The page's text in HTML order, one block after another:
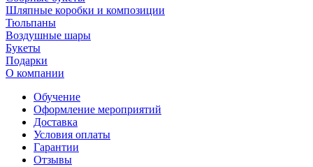
Шляпные коробки и композиции
Тюльпаны
Воздушные шары
Букеты
Подарки
О компании
Обучение
Оформление мероприятий
Доставка
Условия оплаты
Гарантии
Отзывы